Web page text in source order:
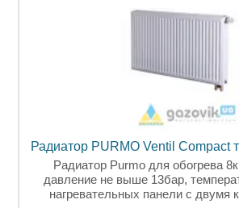
Радиатор PURMO Ventil Compact
Радиатор Purmo для обогрева
давление не выше 13бар,
нагревательных панели с двумя